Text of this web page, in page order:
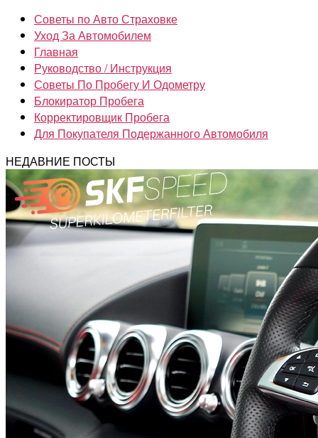
Советы по Авто Страховке
Уход За Автомобилем
Главная
Руководство / Инструкция
Советы По Пробегу И Одометру
Блокиратор Пробега
Корректировщик Пробега
Для Покупателя Подержанного Автомобиля
НЕДАВНИЕ ПОСТЫ